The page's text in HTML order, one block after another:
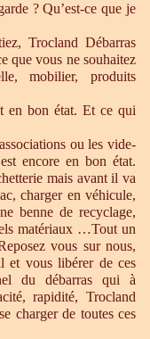
? Qu’est-ce que je
Trocland Débarras
que vous ne souhaitez
mobilier, produits
en bon état. Et ce qui
ou les vide-
encore en bon état.
mais avant il va
charger en véhicule,
benne de recyclage,
matériaux …Tout un
vous sur nous,
et vous libérer de ces
du débarras qui à
rapidité, Trocland
charger de toutes ces